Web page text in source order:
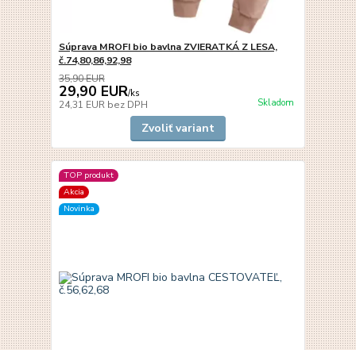
Súprava MROFI bio bavlna ZVIERATKÁ Z LESA,
č.74,80,86,92,98
35,90 EUR
29,90 EUR/ks
24,31 EUR bez DPH Skladom
Zvoliť variant
TOP produkt
Akcia
Novinka